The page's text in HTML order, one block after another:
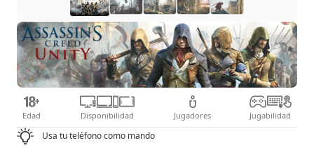
Edad Disponibilidad Jugadores Jugabilidad
Usa tu teléfono como mando